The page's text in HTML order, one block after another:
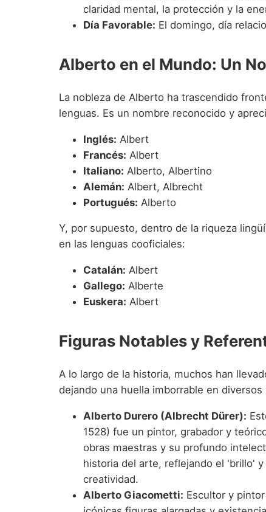
claridad mental, la protección y la
Día Favorable: El domingo, día
Alberto en el Mundo: Un
La nobleza de Alberto ha trascendido
lenguas. Es un nombre reconocido y
Inglés: Albert
Francés: Albert
Italiano: Alberto, Albertino
Alemán: Albert, Albrecht
Portugués: Alberto
Y, por supuesto, dentro de la riqueza
en las lenguas cooficiales:
Catalán: Albert
Gallego: Alberte
Euskera: Albert
Figuras Notables y
A lo largo de la historia, muchos han
dejando una huella imborrable en diversos
Alberto Durero (Albrecht Dürer):
1528) fue un pintor, grabador y
obras maestras y su profundo
historia del arte, reflejando el 'brillo'
creatividad.
Alberto Giacometti: Escultor y